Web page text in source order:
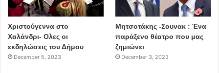
Χριστούγεννα στο
Χαλάνδρι- Ολες οι
εκδηλώσεις του Δήμου
December 5, 2023
Μητσοτάκης -Σουνακ : Ένα
παράξενο θέατρο που μας
ζημιώνει
December 3, 2023